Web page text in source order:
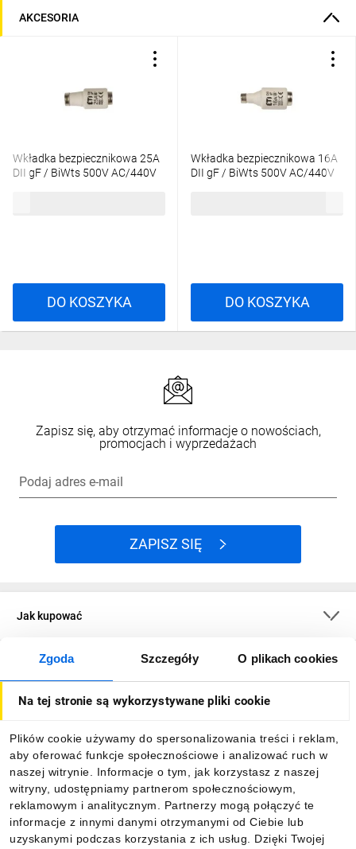
Zgoda Szczegóły O plikach cookies
Na tej stronie są wykorzystywane pliki cookie
Plików cookie używamy do spersonalizowania treści i reklam,
aby oferować funkcje społecznościowe i analizować ruch w
naszej witrynie. Informacje o tym, jak korzystasz z naszej
witryny, udostępniamy partnerom społecznościowym,
reklamowym i analitycznym. Partnerzy mogą połączyć te
informacje z innymi danymi otrzymanymi od Ciebie lub
uzyskanymi podczas korzystania z ich usług. Dzięki Twojej
AKCESORIA
Wkładka bezpiecznikowa 25A
DII gF / BiWts 500V AC/440V
DO KOSZYKA
Wkładka bezpiecznikowa 16A
DII gF / BiWts 500V AC/440V
DO KOSZYKA
Zapisz się, aby otrzymać informacje o nowościach,
promocjach i wyprzedażach
Podaj adres e-mail
ZAPISZ SIĘ
Jak kupować
O firmie
Informacje
Pobierz naszą aplikację mobilną: